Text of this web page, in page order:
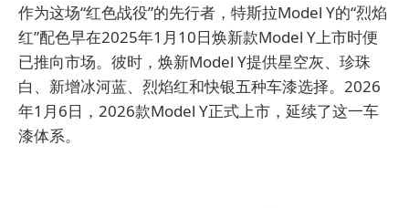
作为这场“红色战役”的先行者，特斯拉Model Y的“烈焰
红”配色早在2025年1月10日焕新款Model Y上市时便
已推向市场。彼时，焕新Model Y提供星空灰、珍珠
白、新增冰河蓝、烈焰红和快银五种车漆选择。2026
年1月6日，2026款Model Y正式上市，延续了这一车
漆体系。